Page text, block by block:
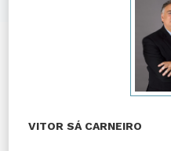
VITOR SÁ CARNEIRO